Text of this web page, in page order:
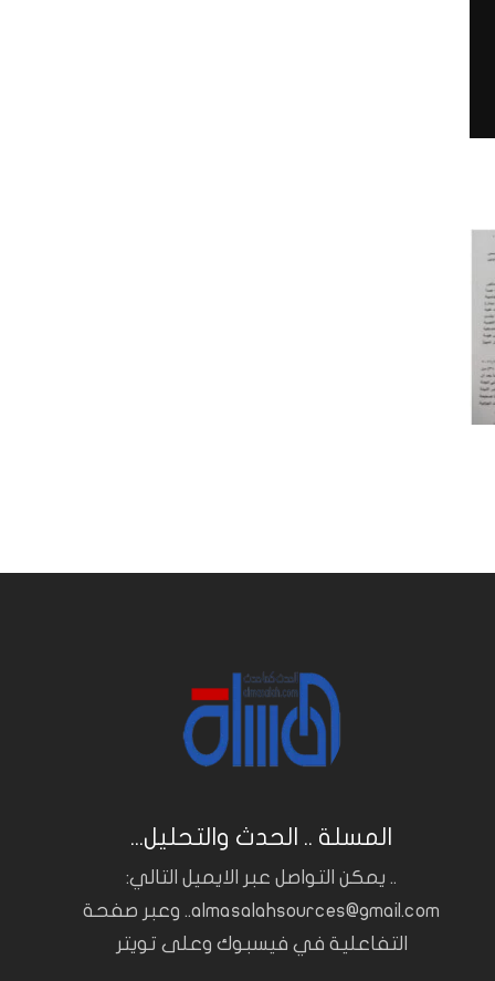
المسلة .. الحدث والتحليل...
.. يمكن التواصل عبر الايميل التالي:
almasalahsources@gmail.com.. وعبر صفحة
التفاعلية في فيسبوك وعلى تويتر